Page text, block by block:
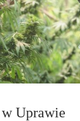
Bez wody roślina
nie mówiąc już o
która pod koniec
Uprawie